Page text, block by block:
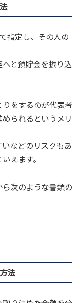
指定し、その人の
と預貯金を振り込
をするのが代表者
られるというメリ
などのリスクもあ
えます。
次のような書類の
法